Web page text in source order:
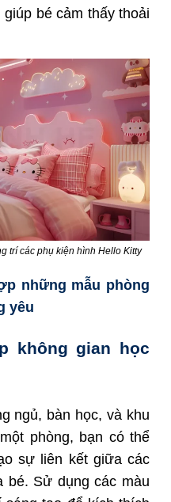
bé cảm thấy thoải
trí các phụ kiện hình Hello Kitty
những mẫu phòng
yêu
không gian học
ngủ, bàn học, và khu
phòng, bạn có thể
sự liên kết giữa các
bé. Sử dụng các màu